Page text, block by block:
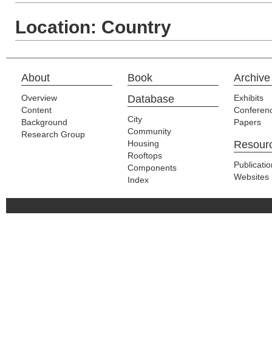
Location: Country
About
Overview
Content
Background
Research Group
Book
Database
City
Community
Housing
Rooftops
Components
Index
Archive
Exhibits
Papers
Websites